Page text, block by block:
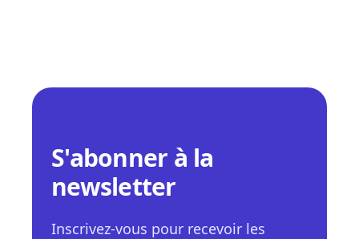
S'abonner à la
newsletter
Inscrivez-vous pour recevoir les